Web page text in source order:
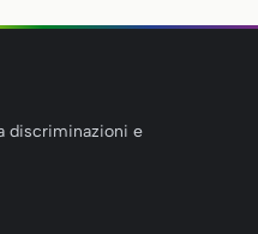
discriminazioni e